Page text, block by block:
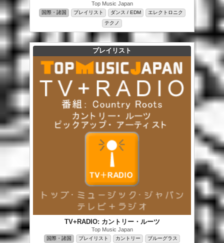
Top Music Japan
国際・諸国 プレイリスト ダンス / EDM
エレクトロニク
テクノ
プレイリスト
TV+RADIO: カントリー・ルーツ
Top Music Japan
国際・諸国 プレイリスト カントリー
ブルーグラス